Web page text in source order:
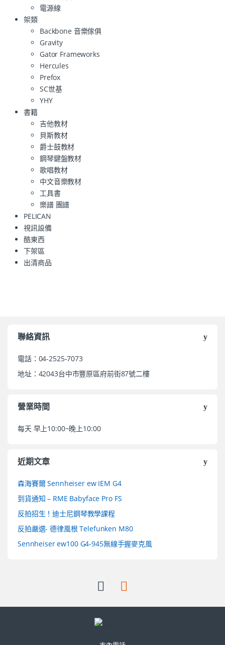
電源線
架類
Backbone 音樂傢俱
Gravity
Gator Frameworks
Hercules
Prefox
SC世基
YHY
書籍
吉他教材
貝斯教材
爵士鼓教材
鋼琴鍵盤教材
歌唱教材
中文音樂教材
工具書
樂譜 團譜
PELICAN
視訊設備
酷東西
下架區
出清商品
聯絡資訊
電話：04-2525-7073
地址：42043台中市豐原區府前街87號二樓
營業時間
每天 早上10:00~晚上10:00
近期文章
森海賽爾 Sennheiser ew IEM G4
到貨通知 – RME Babyface Pro FS
反拍招生！迪士尼鋼琴教學課程
反拍嚴選- 德律風根 Telefunken M80
Sennheiser ew100 G4-945無線手握麥克風